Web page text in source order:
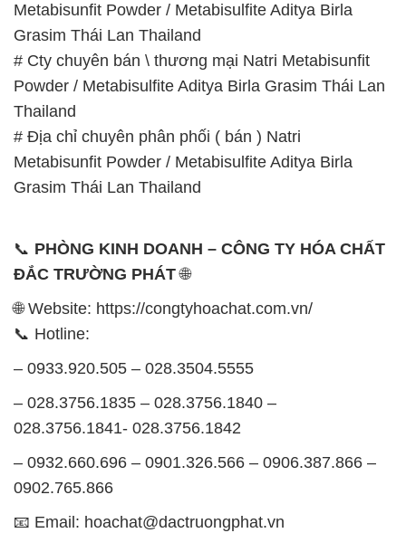
Metabisunfit Powder / Metabisulfite Aditya Birla
Grasim Thái Lan Thailand
# Cty chuyên bán \ thương mại Natri Metabisunfit
Powder / Metabisulfite Aditya Birla Grasim Thái Lan
Thailand
# Địa chỉ chuyên phân phối ( bán ) Natri
Metabisunfit Powder / Metabisulfite Aditya Birla
Grasim Thái Lan Thailand
📞 PHÒNG KINH DOANH – CÔNG TY HÓA CHẤT
ĐẮC TRƯỜNG PHÁT🌐
🌐 Website: https://congtyhoachat.com.vn/
📞 Hotline:
– 0933.920.505 – 028.3504.5555
– 028.3756.1835 – 028.3756.1840 –
028.3756.1841- 028.3756.1842
– 0932.660.696 – 0901.326.566 – 0906.387.866 –
0902.765.866
📧 Email: hoachat@dactruongphat.vn